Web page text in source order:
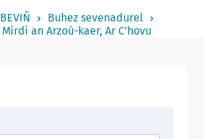
Un commerce
BEVIÑ
Buhez sevenadurel
Mirdi an Arzoù-kaer, Ar C'hovu